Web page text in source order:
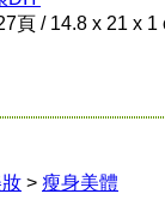
頁 / 14.8 x 21 x
> 瘦身美體